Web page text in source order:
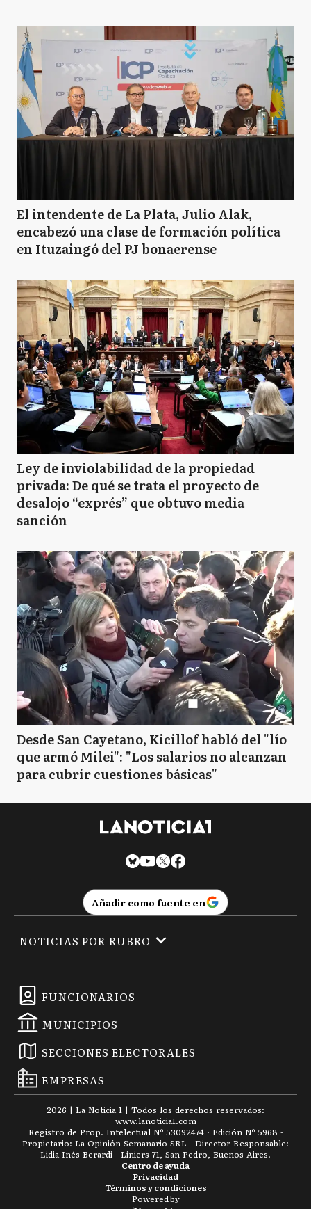
El intendente de La Plata, Julio Alak,
encabezó una clase de formación política
en Ituzaingó del PJ bonaerense
Ley de inviolabilidad de la propiedad
privada: De qué se trata el proyecto de
desalojo “exprés” que obtuvo media
sanción
Desde San Cayetano, Kicillof habló del "lío
que armó Milei": "Los salarios no alcanzan
para cubrir cuestiones básicas"
Añadir como fuente en
FUNCIONARIOS
MUNICIPIOS
SECCIONES ELECTORALES
EMPRESAS
NOTICIAS POR RUBRO
2026 | La Noticia 1 | Todos los derechos reservados:
www.lanoticia1.com
Registro de Prop. Intelectual Nº 53092474 · Edición Nº 5968 -
Propietario: La Opinión Semanario SRL - Director Responsable:
Lidia Inés Berardi - Liniers 71, San Pedro, Buenos Aires.
Términos y condiciones
Privacidad
Centro de ayuda
Powered by